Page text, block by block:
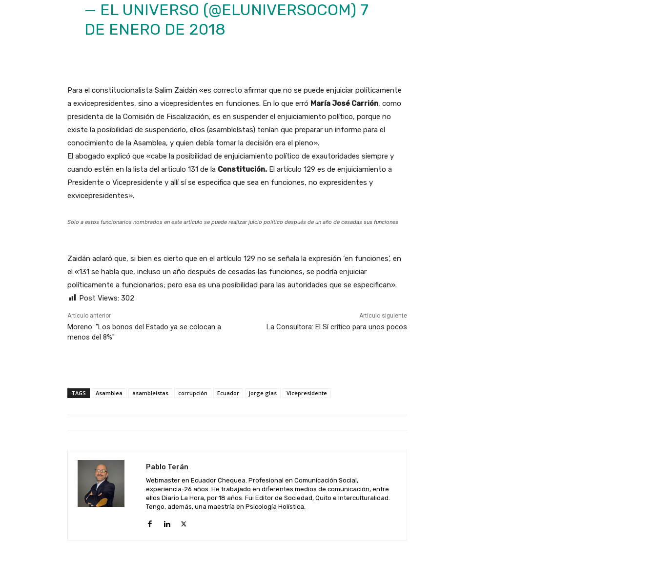
— EL UNIVERSO (@ELUNIVERSOCOM) 7
DE ENERO DE 2018
Para el constitucionalista Salim Zaidán «es correcto afirmar que no se puede enjuiciar políticamente
a exvicepresidentes, sino a vicepresidentes en funciones. En lo que erró María José Carrión, como
presidenta de la Comisión de Fiscalización, es en suspender el enjuiciamiento político, porque no
existe la posibilidad de suspenderlo, ellos (asambleístas) tenían que preparar un informe para el
conocimiento de la Asamblea, y quien debía tomar la decisión era el pleno».
El abogado explicó que «cabe la posibilidad de enjuiciamiento político de exautoridades siempre y
cuando estén en la lista del articulo 131 de la Constitución. El artículo 129 es de enjuiciamiento a
Presidente o Vicepresidente y allí sí se especifica que sea en funciones, no expresidentes y
exvicepresidentes».
Solo a estos funcionarios nombrados en este artículo se puede realizar juicio político después de un año de cesadas sus funciones
Zaidán aclaró que, si bien es cierto que en el artículo 129 no se señala la expresión ‘en funciones’, en
el «131 se habla que, incluso un año después de cesadas las funciones, se podría enjuiciar
políticamente a funcionarios; pero esa es una posibilidad para las autoridades que se especifican».
Post Views: 302
Artículo anterior
Moreno: "Los bonos del Estado ya se colocan a
menos del 8%"
Artículo siguiente
La Consultora: El Sí crítico para unos pocos
TAGS Asamblea asambleístas corrupción Ecuador jorge glas Vicepresidente
Pablo Terán
Webmaster en Ecuador Chequea. Profesional en Comunicación Social,
experiencia-26 años. He trabajado en diferentes medios de comunicación, entre
ellos Diario La Hora, por 18 años. Fui Editor de Sociedad, Quito e Interculturalidad.
Tengo, además, una maestría en Psicología Holística.